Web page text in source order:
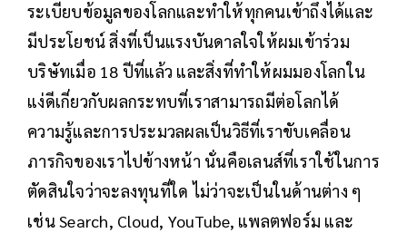
ระเบียบข้อมูลของโลกและทำให้ทุกคนเข้าถึงได้และ
มีประโยชน์ สิ่งที่เป็นแรงบันดาลใจให้ผมเข้าร่วม
บริษัทเมื่อ 18 ปีที่แล้ว และสิ่งที่ทำให้ผมมองโลกใน
แง่ดีเกี่ยวกับผลกระทบที่เราสามารถมีต่อโลกได้
ความรู้และการประมวลผลเป็นวิธีที่เราขับเคลื่อน
ภารกิจของเราไปข้างหน้า นั่นคือเลนส์ที่เราใช้ในการ
ตัดสินใจว่าจะลงทุนที่ใด ไม่ว่าจะเป็นในด้านต่าง ๆ
เช่น Search, Cloud, YouTube, แพลตฟอร์ม และ